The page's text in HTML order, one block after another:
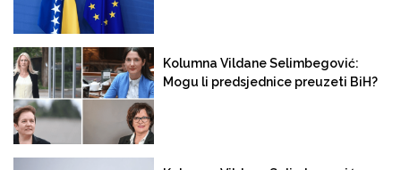
Kolumna Vildane Selimbegović:
Mogu li predsjednice preuzeti BiH?